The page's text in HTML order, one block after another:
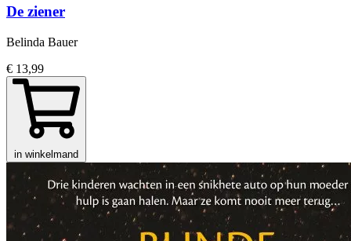
De ziener
Belinda Bauer
€ 13,99
in winkelmand